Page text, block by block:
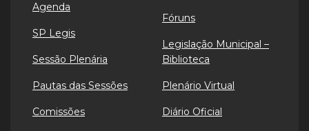
Agenda
SP Legis
Sessão Plenária
Pautas das Sessões
Comissões
Fóruns
Legislação Municipal –
Biblioteca
Plenário Virtual
Diário Oficial